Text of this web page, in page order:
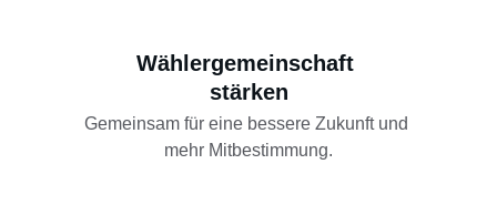
Wählergemeinschaft
stärken
Gemeinsam für eine bessere Zukunft und
mehr Mitbestimmung.